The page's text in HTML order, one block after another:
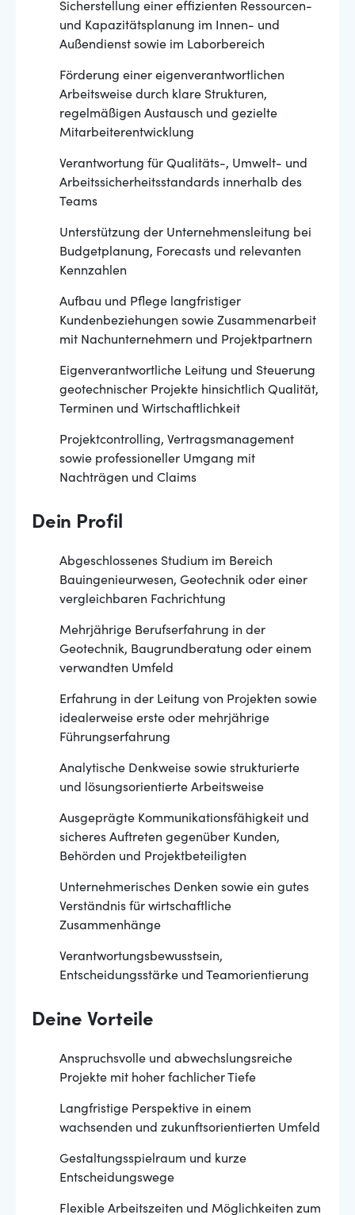
Sicherstellung einer effizienten Ressourcen-
und Kapazitätsplanung im Innen- und
Außendienst sowie im Laborbereich
Förderung einer eigenverantwortlichen
Arbeitsweise durch klare Strukturen,
regelmäßigen Austausch und gezielte
Mitarbeiterentwicklung
Verantwortung für Qualitäts-, Umwelt- und
Arbeitssicherheitsstandards innerhalb des
Teams
Unterstützung der Unternehmensleitung bei
Budgetplanung, Forecasts und relevanten
Kennzahlen
Aufbau und Pflege langfristiger
Kundenbeziehungen sowie Zusammenarbeit
mit Nachunternehmern und Projektpartnern
Eigenverantwortliche Leitung und Steuerung
geotechnischer Projekte hinsichtlich Qualität,
Terminen und Wirtschaftlichkeit
Projektcontrolling, Vertragsmanagement
sowie professioneller Umgang mit
Nachträgen und Claims
Dein Profil
Abgeschlossenes Studium im Bereich
Bauingenieurwesen, Geotechnik oder einer
vergleichbaren Fachrichtung
Mehrjährige Berufserfahrung in der
Geotechnik, Baugrundberatung oder einem
verwandten Umfeld
Erfahrung in der Leitung von Projekten sowie
idealerweise erste oder mehrjährige
Führungserfahrung
Analytische Denkweise sowie strukturierte
und lösungsorientierte Arbeitsweise
Ausgeprägte Kommunikationsfähigkeit und
sicheres Auftreten gegenüber Kunden,
Behörden und Projektbeteiligten
Unternehmerisches Denken sowie ein gutes
Verständnis für wirtschaftliche
Zusammenhänge
Verantwortungsbewusstsein,
Entscheidungsstärke und Teamorientierung
Deine Vorteile
Anspruchsvolle und abwechslungsreiche
Projekte mit hoher fachlicher Tiefe
Langfristige Perspektive in einem
wachsenden und zukunftsorientierten Umfeld
Gestaltungsspielraum und kurze
Entscheidungswege
Flexible Arbeitszeiten und Möglichkeiten zum